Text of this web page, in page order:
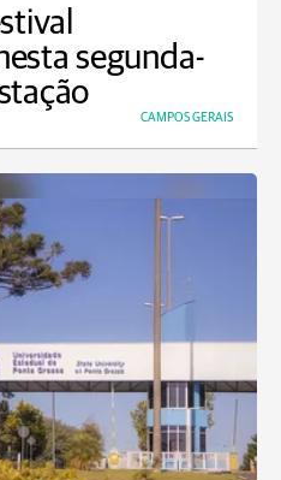
segunda-
CAMPOS GERAIS